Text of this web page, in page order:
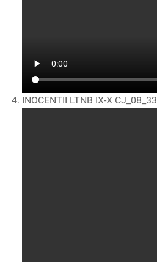
INOCENTII LTNB IX-X CJ_08_33